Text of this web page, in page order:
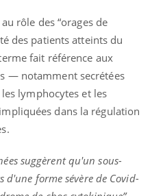
rôle des “orages de
des patients atteints du
fait référence aux
— notamment secrétées
lymphocytes et les
dans la régulation
suggèrent qu'un sous-
forme sévère de Covid-